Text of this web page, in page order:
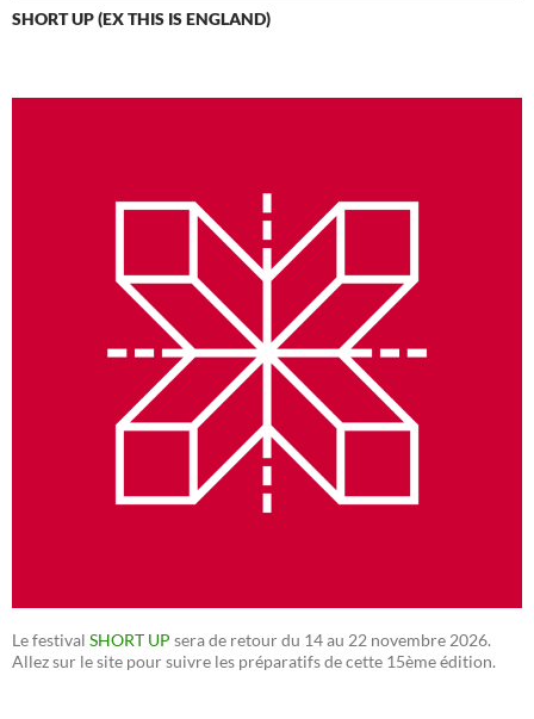
SHORT UP (EX THIS IS ENGLAND)
Le festival SHORT UP sera de retour du 14 au 22 novembre 2026.
Allez sur le site pour suivre les préparatifs de cette 15ème édition.